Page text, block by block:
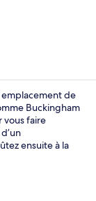
emplacement de
Buckingham
vous faire
ensuite à la
figurent 2 bars-
et un centre